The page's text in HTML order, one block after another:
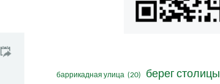
баррикадная улица (20) берег столицы